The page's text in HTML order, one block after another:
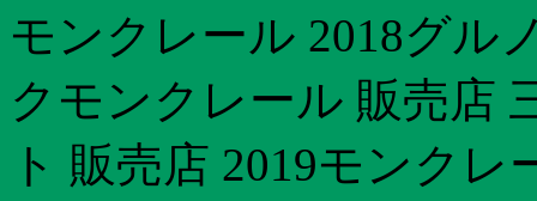
モンクレール 2018グル
クモンクレール 販売店
ト 販売店 2019モンク